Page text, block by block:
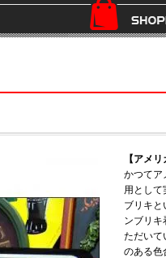
【アメ
かつてア
用として
ブリキと
ンブリキ
ただいて
のある色